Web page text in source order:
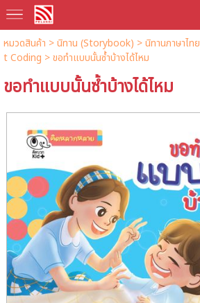
หมวดสินค้า >นิทาน (Storybook) >นิทานภาษาไทย
t Coding > ขอทำแบบนั้นซ้ำบ้างได้ไหม
ขอทำแบบนั้นซ้ำบ้างได้ไหม